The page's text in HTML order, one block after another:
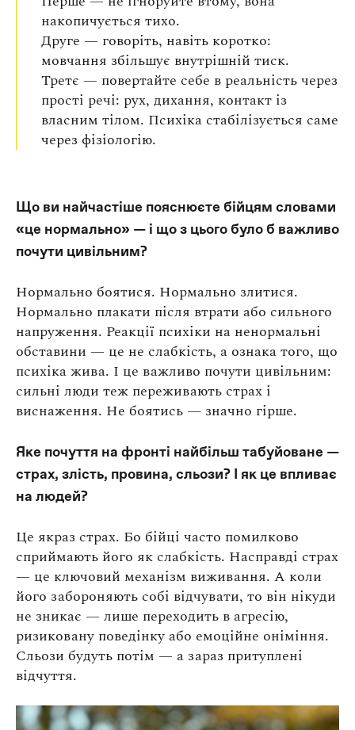
накопичується тихо.
Друге — говоріть, навіть коротко:
мовчання збільшує внутрішній тиск.
Третє — повертайте себе в реальність через
прості речі: рух, дихання, контакт із
власним тілом. Психіка стабілізується саме
через фізіологію.
Що ви найчастіше пояснюєте бійцям словами
«це нормально» — і що з цього було б важливо
почути цивільним?
Нормально боятися. Нормально злитися.
Нормально плакати після втрати або сильного
напруження. Реакції психіки на ненормальні
обставини — це не слабкість, а ознака того, що
психіка жива. І це важливо почути цивільним:
сильні люди теж переживають страх і
виснаження. Не боятись — значно гірше.
Яке почуття на фронті найбільш табуйоване —
страх, злість, провина, сльози? І як це впливає
на людей?
Це якраз страх. Бо бійці часто помилково
сприймають його як слабкість. Насправді страх
— це ключовий механізм виживання. А коли
його забороняють собі відчувати, то він нікуди
не зникає — лише переходить в агресію,
ризиковану поведінку або емоційне оніміння.
Сльози будуть потім — а зараз притуплені
відчуття.